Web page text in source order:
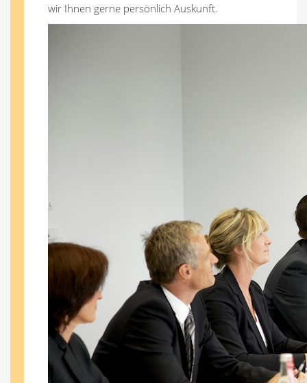
wir Ihnen gerne persönlich Auskunft.